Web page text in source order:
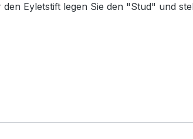
Eyletstift legen Sie den "Stud" und